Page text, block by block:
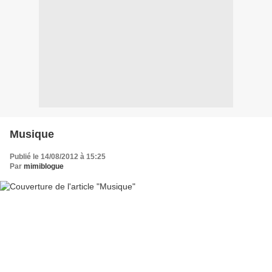
Musique
Publié le 14/08/2012 à 15:25
Par mimiblogue